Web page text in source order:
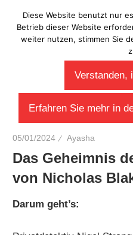
Inhalt
springen
05/01/2024 Ayasha
Das Geheimnis
von Nicholas
Darum geht’s:
Diese Website benutzt nur
Betrieb dieser Website
weiter nutzen, stimmen Sie
Verstanden,
Erfahren Sie mehr in